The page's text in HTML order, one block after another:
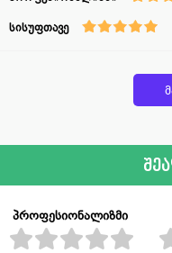
სისუფთავე
პროფესიონალიზმი